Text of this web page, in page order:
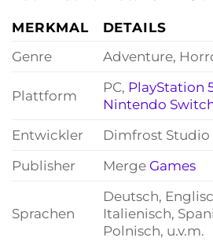
MERKMAL
DETAILS
Genre
Adventure,
Plattform
PC, PlayStation
Nintendo
Entwickler
Dimfrost Studio
Publisher
Merge Games
Sprachen
Deutsch,
Italienisch,
Polnisch, u.v.m.